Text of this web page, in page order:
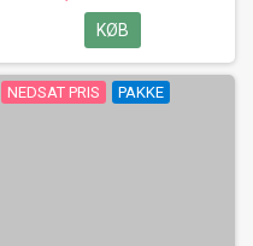
KØB
NEDSAT PRIS PAKKE